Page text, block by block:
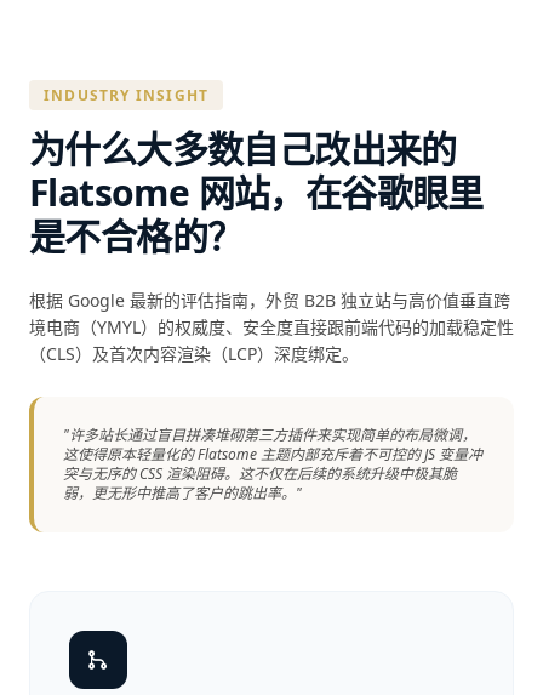
INDUSTRY INSIGHT
为什么大多数自己改出来的
Flatsome 网站，在谷歌眼里
是不合格的？
根据 Google 最新的评估指南，外贸 B2B 独立站与高价值垂直跨
境电商（YMYL）的权威度、安全度直接跟前端代码的加载稳定性
（CLS）及首次内容渲染（LCP）深度绑定。
"许多站长通过盲目拼凑堆砌第三方插件来实现简单的布局微调，
这使得原本轻量化的 Flatsome 主题内部充斥着不可控的 JS 变量冲
突与无序的 CSS 渲染阻碍。这不仅在后续的系统升级中极其脆
弱，更无形中推高了客户的跳出率。"